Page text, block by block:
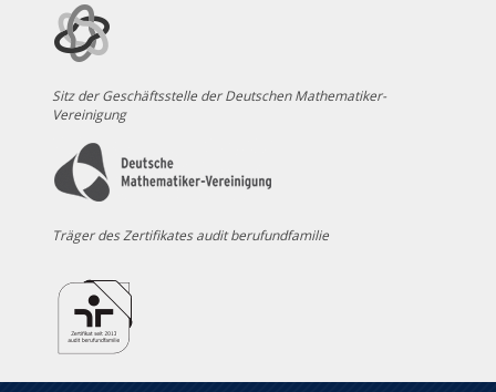
Sitz der Geschäftsstelle der Deutschen Mathematiker-
Vereinigung
Träger des Zertifikates audit berufundfamilie